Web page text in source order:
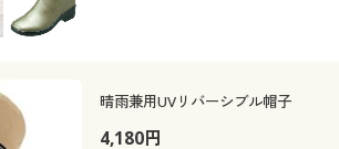
40代 50代
晴雨兼用UVリバーシブル帽子
4,180円